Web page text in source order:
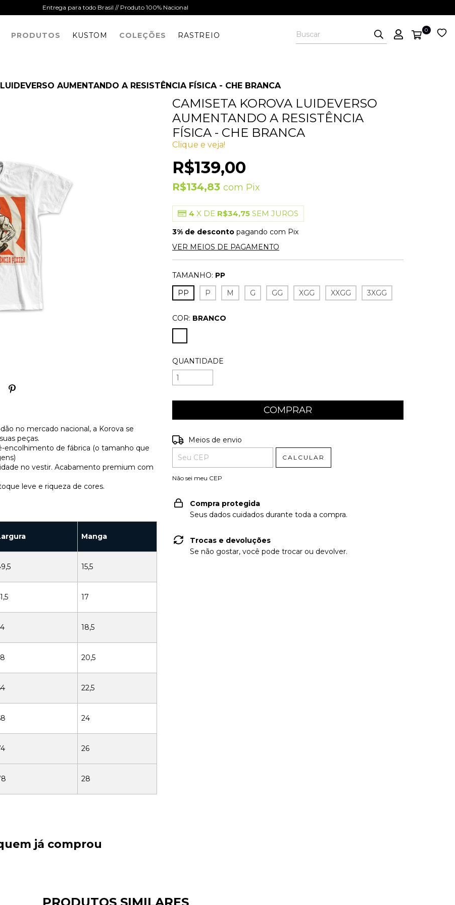
Entrega para todo Brasil // Produto 100% Nacional
PRODUTOS KUSTOM COLEÇÕES RASTREIO
0
AUMENTANDO A RESISTÊNCIA FÍSICA - CHE BRANCA
no mercado nacional, a Korova se
peças.
encolhimento de fábrica (o tamanho que
no vestir. Acabamento premium com
leve e riqueza de cores.
Manga
15,5
17
18,5
20,5
22,5
24
26
28
CAMISETA KOROVA LUIDEVERSO
AUMENTANDO A RESISTÊNCIA
FÍSICA - CHE BRANCA
Clique e veja!
R$139,00
R$134,83com Pix
4 X DE R$34,75 SEM JUROS
3% de desconto pagando com Pix
VER MEIOS DE PAGAMENTO
TAMANHO: PP
PP
P M G GG XGG XXGG 3XGG
COR: BRANCO
QUANTIDADE
Entregas para o CEP:
Meios de envio
CALCULAR
Não sei meu CEP
Compra protegida
Seus dados cuidados durante toda a compra.
Trocas e devoluções
Se não gostar, você pode trocar ou devolver.
já comprou